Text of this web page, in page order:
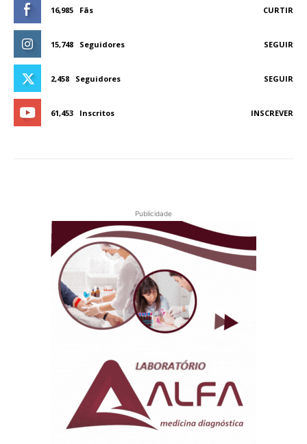
16,985 Fãs CURTIR
15,748 Seguidores SEGUIR
2,458 Seguidores SEGUIR
61,453 Inscritos INSCREVER
Publicidade